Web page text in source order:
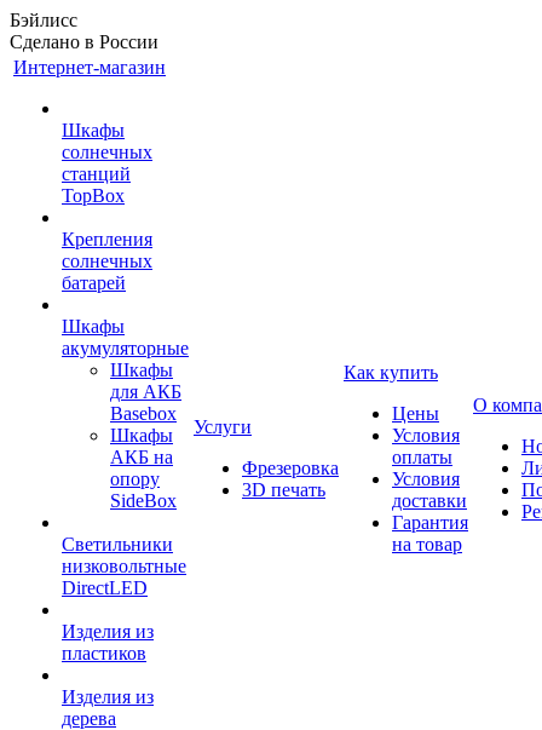
Бэйлисс
Сделано в России
Интернет-магазин
Шкафы
солнечных
станций
TopBox
Крепления
солнечных
батарей
Шкафы
акумуляторные
Шкафы
для АКБ
Basebox
Шкафы
АКБ на
опору
SideBox
Светильники
низковольтные
DirectLED
Изделия из
пластиков
Изделия из
дерева
Услуги
Фрезеровка
3D печать
Как купить
Цены
Условия
оплаты
Условия
доставки
Гарантия
на товар
О